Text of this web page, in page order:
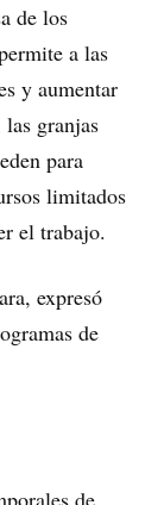
de los
a las
y aumentar
granjas
para
limitados
el trabajo.
expresó
de
de